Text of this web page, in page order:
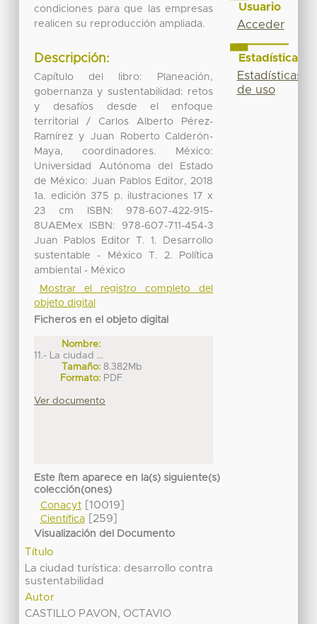
condiciones para que las empresas
realicen su reproducción ampliada.
Descripción:
Capítulo del libro: Planeación,
gobernanza y sustentabilidad: retos
y desafíos desde el enfoque
territorial / Carlos Alberto Pérez-
Ramírez y Juan Roberto Calderón-
Maya, coordinadores. México:
Universidad Autónoma del Estado
de México: Juan Pablos Editor, 2018
1a. edición 375 p. ilustraciones 17 x
23 cm ISBN: 978-607-422-915-
8UAEMex ISBN: 978-607-711-454-3
Juan Pablos Editor T. 1. Desarrollo
sustentable - México T. 2. Política
ambiental - México
Mostrar el registro completo del
objeto digital
Ficheros en el objeto digital
Nombre:
11.- La ciudad ...
Tamaño: 8.382Mb
Formato: PDF
Ver documento
Este ítem aparece en la(s) siguiente(s)
colección(ones)
Conacyt[10019]
Científica[259]
Visualización del Documento
Título
La ciudad turística: desarrollo contra
sustentabilidad
Autor
CASTILLO PAVON, OCTAVIO
Usuario
Acceder
Estadísticas
Estadísticas
de uso